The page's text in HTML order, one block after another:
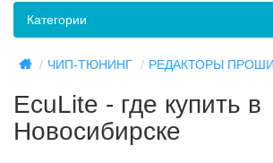
Категории
ЧИП-ТЮНИНГ РЕДАКТОРЫ
EcuLite - где купить в
Новосибирске